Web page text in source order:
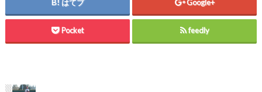
はてブ Google+
Pocket feedly